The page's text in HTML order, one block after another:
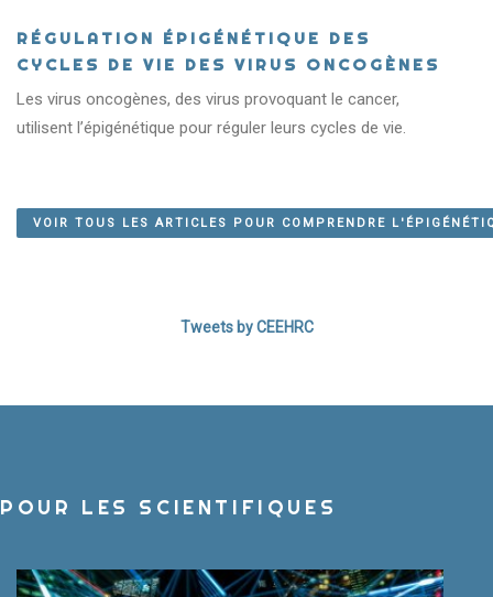
QU’EST-CE QUE
RÉGULATION ÉPIGÉNÉTIQUE DES
CYCLES DE VIE DES VIRUS ONCOGÈNES
Les virus oncogènes, des virus provoquant le cancer,
utilisent l’épigénétique pour réguler leurs cycles de vie.
VOIR TOUS LES ARTICLES POUR COMPRENDRE
Tweets by CEEHRC
POUR LES SCIENTIFIQUES